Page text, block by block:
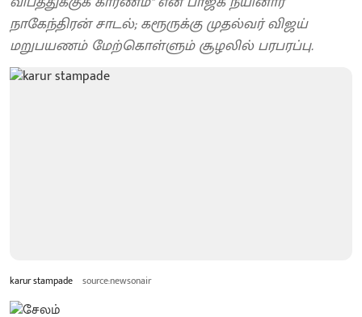
நாகேந்திரன் சாடல்; கரூருக்கு முதல்வர் விஜய்
மறுபயணம் மேற்கொள்ளும் சூழலில் பரபரப்பு.
karur stampade source:newsonair